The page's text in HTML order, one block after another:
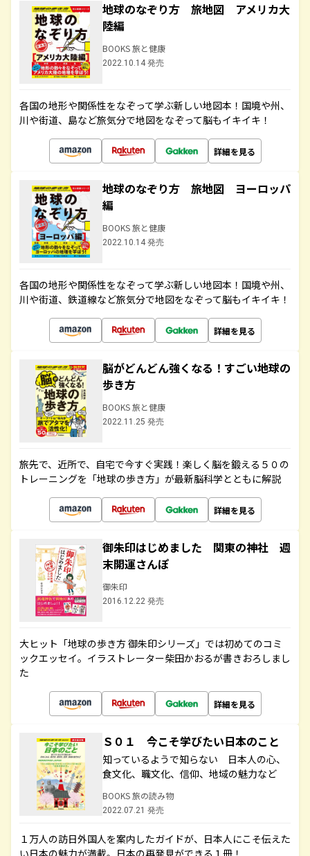
地球のなぞり方 旅地図 アメリカ大
陸編
BOOKS 旅と健康
2022.10.14 発売
各国の地形や関係性をなぞって学ぶ新しい地図本！国境や州、
川や街道、島など旅気分で地図をなぞって脳もイキイキ！
詳細を見る
地球のなぞり方 旅地図 ヨーロッパ
編
BOOKS 旅と健康
2022.10.14 発売
各国の地形や関係性をなぞって学ぶ新しい地図本！国境や州、
川や街道、鉄道線など旅気分で地図をなぞって脳もイキイキ！
詳細を見る
脳がどんどん強くなる！すごい地球の
歩き方
BOOKS 旅と健康
2022.11.25 発売
旅先で、近所で、自宅で今すぐ実践！楽しく脳を鍛える５０の
トレーニングを「地球の歩き方」が最新脳科学とともに解説
詳細を見る
御朱印はじめました 関東の神社 週
末開運さんぽ
御朱印
2016.12.22 発売
大ヒット「地球の歩き方 御朱印シリーズ」では初めてのコミ
ックエッセイ。イラストレーター柴田かおるが書きおろしまし
た
詳細を見る
Ｓ０１ 今こそ学びたい日本のこと
知っているようで知らない 日本人の心、
食文化、職文化、信仰、地域の魅力など
BOOKS 旅の読み物
2022.07.21 発売
１万人の訪日外国人を案内したガイドが、日本人にこそ伝えた
い日本の魅力が満載。日本の再発見ができる１冊！